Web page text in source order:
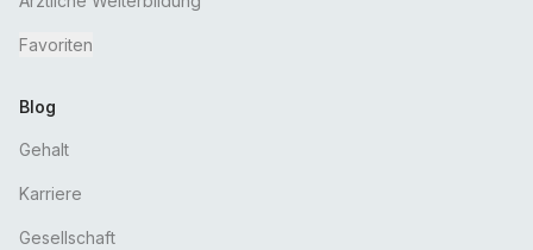
Favoriten
Blog
Gehalt
Karriere
Gesellschaft